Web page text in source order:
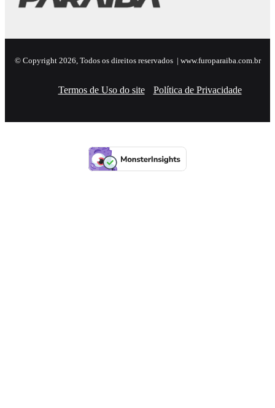
© Copyright 2026, Todos os direitos reservados | www.furoparaiba.com.br
Termos de Uso do site Política de Privacidade